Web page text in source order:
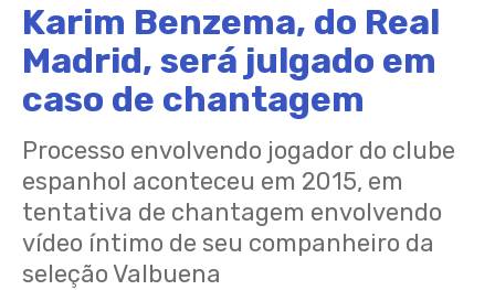
Karim Benzema, do Real
Madrid, será julgado em
caso de chantagem
Processo envolvendo jogador do clube
espanhol aconteceu em 2015, em
tentativa de chantagem envolvendo
vídeo íntimo de seu companheiro da
seleção Valbuena